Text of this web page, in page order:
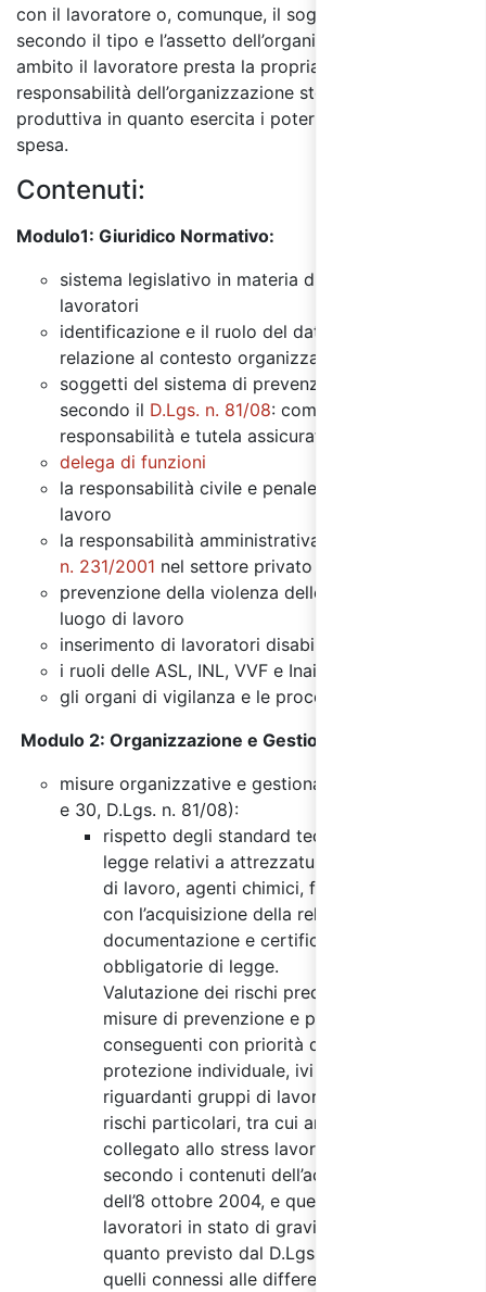
con il lavoratore o, comunque, il soggetto che,
secondo il tipo e l’assetto dell’organizzazione nel cui
ambito il lavoratore presta la propria attività, ha la
responsabilità dell’organizzazione stessa o dell’unità
produttiva in quanto esercita i poteri decisionali e di
spesa.
Contenuti:
Modulo1: Giuridico Normativo:
sistema legislativo in materia di sicurezza dei
lavoratori
identificazione e il ruolo del datore di lavoro in
relazione al contesto organizzativo
soggetti del sistema di prevenzione aziendale
secondo il D.Lgs. n. 81/08: compiti, obblighi,
responsabilità e tutela assicurativa
delega di funzioni
la responsabilità civile e penale del datore di
lavoro
la responsabilità amministrativa ai senti del
n. 231/2001 nel settore privato
prevenzione della violenza delle molestie sul
luogo di lavoro
inserimento di lavoratori disabili
i ruoli delle ASL, INL, VVF e Inail
gli organi di vigilanza e le procedure ispettive
Modulo 2: Organizzazione e Gestione della SSL
misure organizzative e gestionali di tutela (art. 15
e 30, D.Lgs. n. 81/08):
rispetto degli standard tecnico-strutturali di
legge relativi a attrezzature, impianti, luoghi
di lavoro, agenti chimici, fisici e biologici;
con l’acquisizione della relativa
documentazione e certificazioni
obbligatorie di legge.
Valutazione dei rischi predisposizione delle
misure di prevenzione e protezione
conseguenti con priorità delle misure di
protezione individuale, ivi compresi quelli
riguardanti gruppi di lavoratori esposti a
rischi particolari, tra cui anche quelli
collegato allo stress lavoro-correlato,
secondo i contenuti dell’accordo europeo
dell’8 ottobre 2004, e quelli riguardanti le
lavoratori in stato di gravidanza, secondo
quanto previsto dal D.Lgs. 151/2001, nonché
quelli connessi alle differenze di genere,